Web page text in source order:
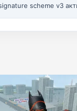
scheme v3